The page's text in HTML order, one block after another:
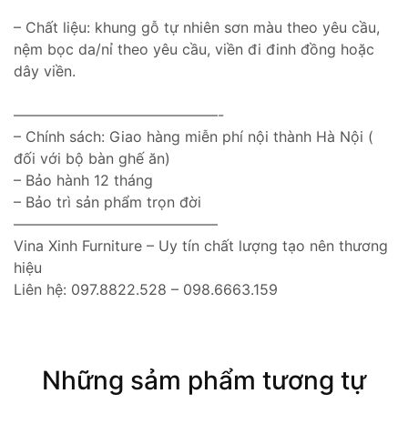
– Chất liệu: khung gỗ tự nhiên sơn màu theo yêu cầu,
nệm bọc da/nỉ theo yêu cầu, viền đi đinh đồng hoặc
dây viền.
——————————————-
– Chính sách: Giao hàng miễn phí nội thành Hà Nội (
đối với bộ bàn ghế ăn)
– Bảo hành 12 tháng
– Bảo trì sản phẩm trọn đời
——————————————
Vina Xinh Furniture – Uy tín chất lượng tạo nên thương
hiệu
Liên hệ: 097.8822.528 – 098.6663.159
Những sảm phẩm tương tự